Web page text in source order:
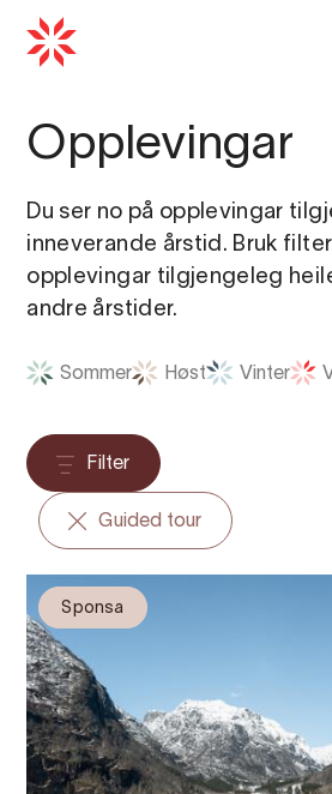
Opplevingar
Du ser no på opplevingar
inneverande årstid. Bruk
opplevingar tilgjengeleg
andre årstider.
Sommer Høst Vinter
Filter
Guided tour
Sponsa